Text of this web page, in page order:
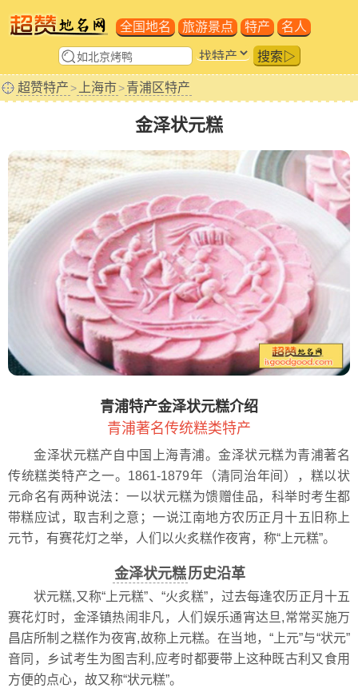
全国地名 旅游景点 特产 名人
搜索▷
超赞特产> 上海市>青浦区特产
金泽状元糕
青浦特产金泽状元糕介绍
青浦著名传统糕类特产
金泽状元糕产自中国上海青浦。金泽状元糕为青浦著名
传统糕类特产之一。1861-1879年（清同治年间），糕以状
元命名有两种说法：一以状元糕为馈赠佳品，科举时考生都
带糕应试，取吉利之意；一说江南地方农历正月十五旧称上
元节，有赛花灯之举，人们以火炙糕作夜宵，称“上元糕”。
金泽状元糕历史沿革
状元糕,又称“上元糕”、“火炙糕”，过去每逢农历正月十五
赛花灯时，金泽镇热闹非凡，人们娱乐通宵达旦,常常买施万
昌店所制之糕作为夜宵,故称上元糕。在当地，“上元”与“状元”
音同，乡试考生为图吉利,应考时都要带上这种既古利又食用
方便的点心，故又称“状元糕”。